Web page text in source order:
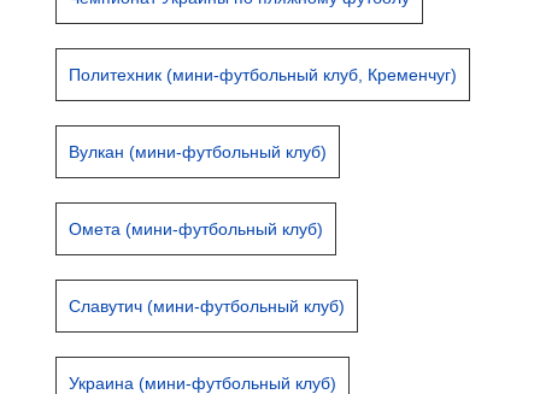
Политехник (мини-футбольный клуб, Кременчуг)
Вулкан (мини-футбольный клуб)
Омета (мини-футбольный клуб)
Славутич (мини-футбольный клуб)
Украина (мини-футбольный клуб)